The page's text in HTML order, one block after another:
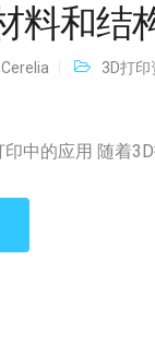
料和结
Cerelia 3D打印
中的应用 随着